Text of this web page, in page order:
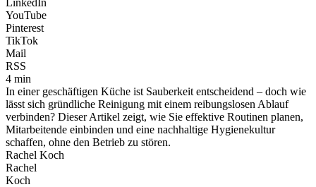
YouTube
Pinterest
TikTok
Mail
RSS
4 min
In einer geschäftigen Küche ist Sauberkeit entscheidend – doch wie
lässt sich gründliche Reinigung mit einem reibungslosen Ablauf
verbinden? Dieser Artikel zeigt, wie Sie effektive Routinen planen,
Mitarbeitende einbinden und eine nachhaltige Hygienekultur
schaffen, ohne den Betrieb zu stören.
Rachel Koch
Rachel
Koch